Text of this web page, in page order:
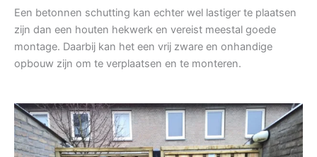
Een betonnen schutting kan echter wel lastiger te plaatsen
zijn dan een houten hekwerk en vereist meestal goede
montage. Daarbij kan het een vrij zware en onhandige
opbouw zijn om te verplaatsen en te monteren.